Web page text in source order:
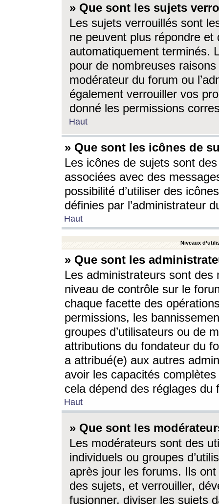
» Que sont les sujets
Les sujets verrouillés sont
ne peuvent plus répondre
automatiquement terminés.
pour de nombreuses
modérateur du forum ou
également verrouiller vos
donné les permissions
Haut
» Que sont les icônes de
Les icônes de sujets sont
associées avec des
possibilité d’utiliser des
définies par l’administrateur
Haut
Niveaux
» Que sont les
Les administrateurs sont
niveau de contrôle sur le
chaque facette des
permissions, les
groupes d’utilisateurs ou de
attributions du fondateur du
a attribué(e) aux autres
avoir les capacités
cela dépend des réglages du
Haut
» Que sont les
Les modérateurs sont des
individuels ou groupes
après jour les forums. Ils ont
des sujets, et verrouiller,
fusionner, diviser les sujets